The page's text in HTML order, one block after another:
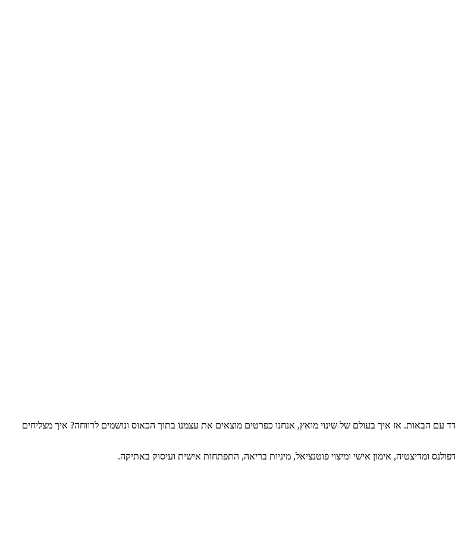
עם הבאות. אז איך בעולם של שינוי מואץ, אנחנו כפרטים מוצאים את עצמנו בתוך הכאוס ונושמים לרווחה? איך מצליחים
ומדיצטיה, אימון אישי ומיצוי פוטנציאל, מיניות בריאה, התפתחות אישית ועיסוק באתיקה.